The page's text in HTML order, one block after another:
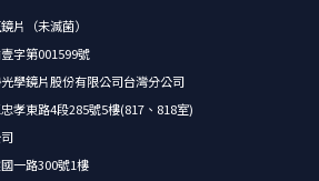
片（未滅菌）
字第001599號
學鏡片股份有限公司台灣分公司
孝東路4段285號5樓(817、818室)
一路300號1樓